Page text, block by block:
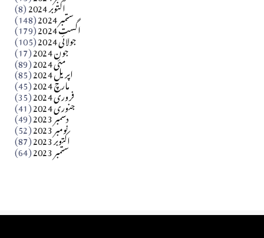
اکتوبر 2024 (8) ستمبر 2024 (148) اگست 2024 (179) جولائی 2024 (105) جون 2024 (17) مئی 2024 (89) اپریل 2024 (85) مارچ 2024 (45) فروری 2024 (35) جنوری 2024 (41) دسمبر 2023 (49) نومبر 2023 (52) اکتوبر 2023 (87) ستمبر 2023 (64)